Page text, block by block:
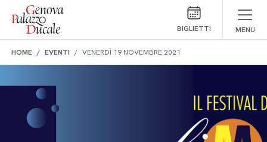
Salta al contenuto
BIGLIETTI MENU
HOME EVENTI VENERDÌ 19 NOVEMBRE 2021